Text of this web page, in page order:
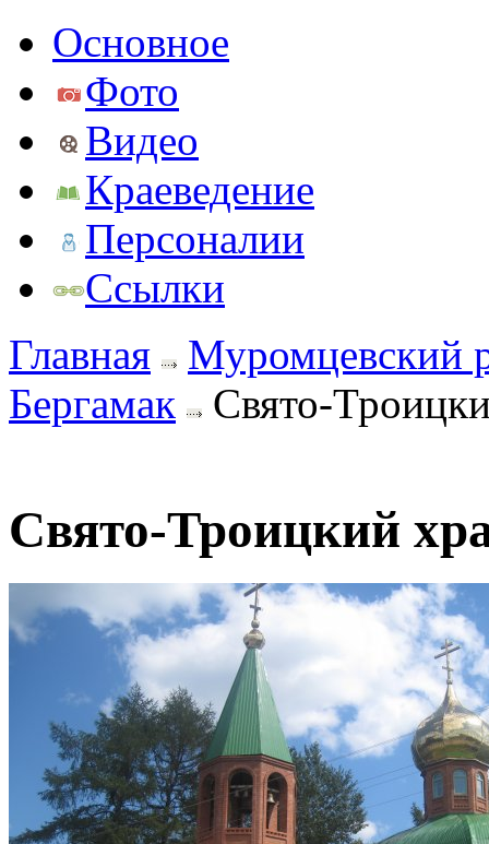
Основное
Фото
Видео
Краеведение
Персоналии
Ссылки
Главная
Муромцевский
Бергамак
Свято-
Свято-Троицкий